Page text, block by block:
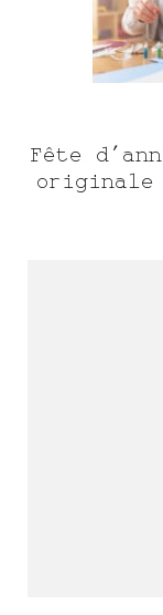
Fête
originale